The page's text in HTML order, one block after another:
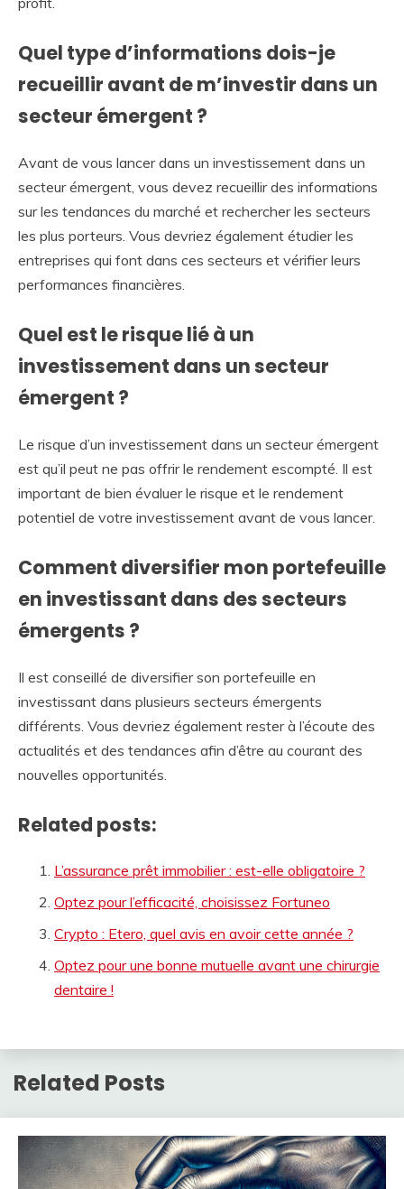
Quel type d’informations dois-je
recueillir avant de m’investir dans un
secteur émergent ?
Avant de vous lancer dans un investissement dans un
secteur émergent, vous devez recueillir des informations
sur les tendances du marché et rechercher les secteurs
les plus porteurs. Vous devriez également étudier les
entreprises qui font dans ces secteurs et vérifier leurs
performances financières.
Quel est le risque lié à un
investissement dans un secteur
émergent ?
Le risque d’un investissement dans un secteur émergent
est qu’il peut ne pas offrir le rendement escompté. Il est
important de bien évaluer le risque et le rendement
potentiel de votre investissement avant de vous lancer.
Comment diversifier mon portefeuille
en investissant dans des secteurs
émergents ?
Il est conseillé de diversifier son portefeuille en
investissant dans plusieurs secteurs émergents
différents. Vous devriez également rester à l’écoute des
actualités et des tendances afin d’être au courant des
nouvelles opportunités.
Related posts:
L’assurance prêt immobilier : est-elle obligatoire ?
Optez pour l’efficacité, choisissez Fortuneo
Crypto : Etero, quel avis en avoir cette année ?
Optez pour une bonne mutuelle avant une chirurgie
dentaire !
Related Posts